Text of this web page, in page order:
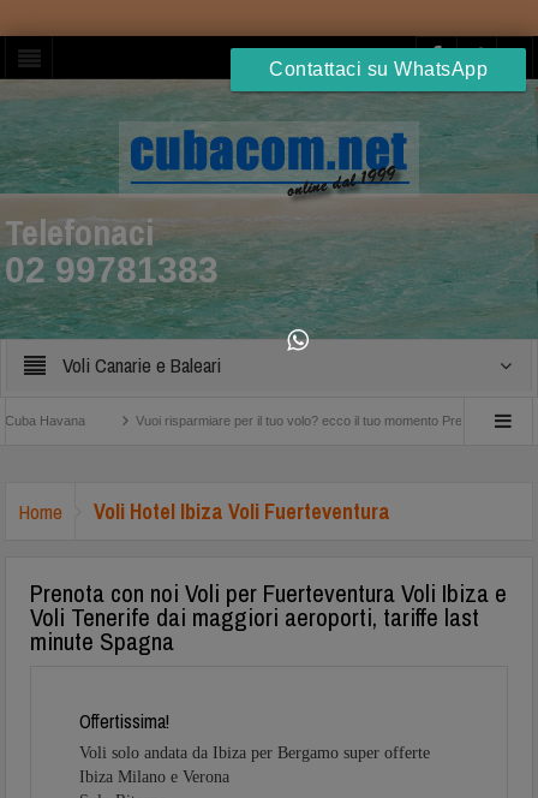
Telefonaci
02 99781383
Voli Canarie e Baleari
Havana Vuoi risparmiare per il tuo volo? ecco il tuo momento Prenota entro il 25
Home Voli Hotel Ibiza Voli Fuerteventura
Prenota con noi Voli per Fuerteventura Voli Ibiza e
Voli Tenerife dai maggiori aeroporti, tariffe last
minute Spagna
Offertissima!
Voli solo andata da Ibiza per Bergamo super offerte
Ibiza Milano e Verona
Contattaci su WhatsApp